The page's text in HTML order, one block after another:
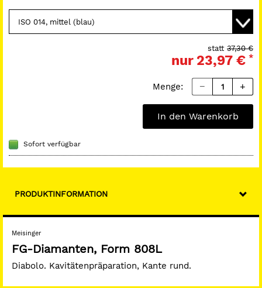
37,30 €
statt
nur 23,97 € *
Menge:
In den Warenkorb
Sofort verfügbar
PRODUKTINFORMATION
Meisinger
FG-Diamanten, Form 808L
Diabolo. Kavitätenpräparation, Kante rund.